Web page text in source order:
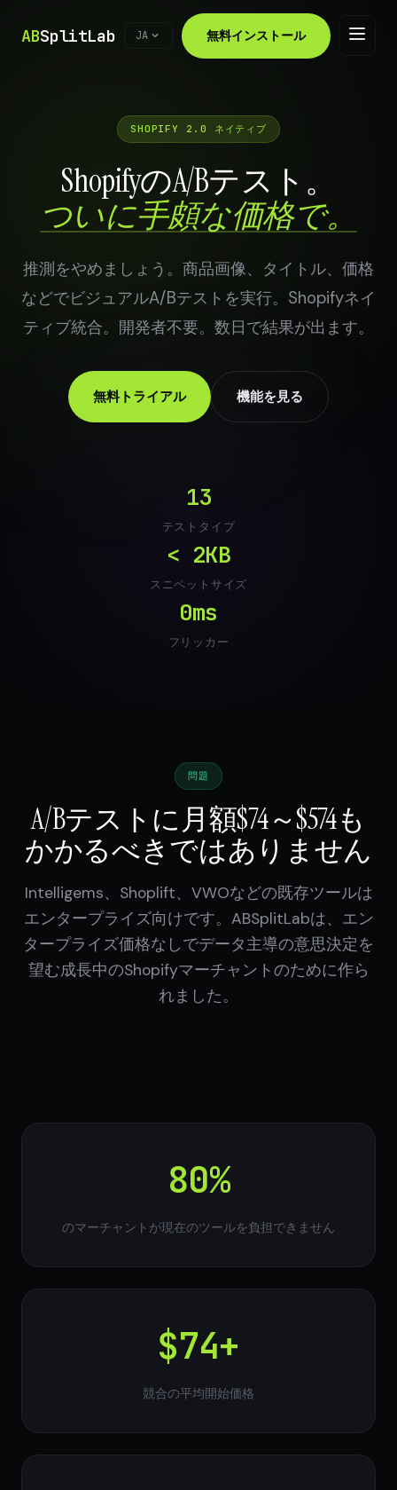
ABSplitLab JA 無料インストール
SHOPIFY 2.0 ネイティブ
ShopifyのA/Bテスト。
ついに手頗な価格で。
推測をやめましょう。商品画像、タイトル、価格
などでビジュアルA/Bテストを実行。Shopifyネイ
ティブ統合。開発者不要。数日で結果が出ます。
無料トライアル 機能を見る
13
テストタイプ
< 2KB
スニペットサイズ
0ms
フリッカー
問題
A/Bテストに月額$74～$574も
かかるべきではありません
Intelligems、Shoplift、VWOなどの既存ツールは
エンタープライズ向けです。ABSplitLabは、エン
タープライズ価格なしでデータ主導の意思決定を
望む成長中のShopifyマーチャントのために作ら
れました。
80%
のマーチャントが現在のツールを負担できません
$74+
競合の平均開始価格